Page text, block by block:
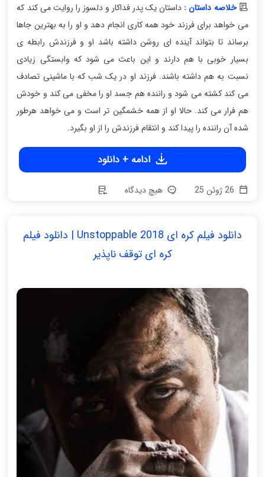
خلاصه داستان : داستان یک پدر فداکار و دلسوز را روایت می کند که
می خواهد برای فرزند خود همه کاری انجام دهد و او را به بهترین جاها
برساند تا بتواند آینده ای روشن داشته باشد او و فرزندش رابطه ی
بسیار خوبی با هم دارند و این باعث می شود که وابستگی زیادی
نسبت به هم داشته باشند. فرزند او در یک شب که با ماشینی تصادف
می کند کشته می شود و راننده هم جسد او را مخفی می کند و خودش
هم فرار می کند. حالا او از همه خشمگین تر است و می خواهد هرطور
شده آن راننده را پیدا کند و انتقام فرزندش را از او بگیرد.
ادامه + دانلود
هیچ دیدگاه
دانلود فیلم کره ای Unstoppable 2018 | دانلود فیلم
کره ای توقف ناپذیر